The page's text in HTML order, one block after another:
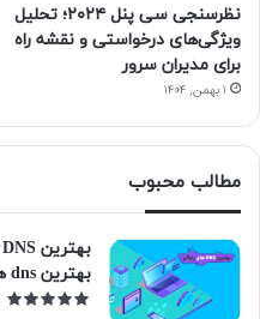
نظرسنجی سی پنل ۲۰۲۴؛ تحلیل
ویژگی‌های درخواستی و نقشه راه
برای مدیران سرور
۱ بهمن, ۱۴۰۴
مطالب محبوب
بهترین dns ها برای دانلود کدام dns ها هستند؟